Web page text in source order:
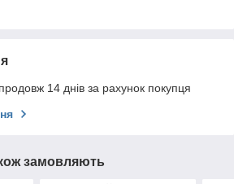
14 днів за рахунок покупця
замовляють